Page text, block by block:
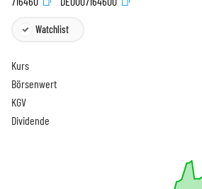
Watchlist
Kurs
Börsenwert
KGV
Dividende